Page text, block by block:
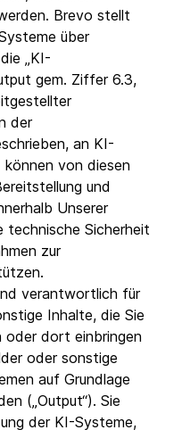
Brevo stellt
über
„KI-
gem. Ziffer 6.3,
der
an KI-
von diesen
und
Unserer
technische Sicherheit
zur
verantwortlich für
Inhalte, die Sie
oder dort einbringen
oder sonstige
auf Grundlage
(„Output“). Sie
der KI-Systeme,